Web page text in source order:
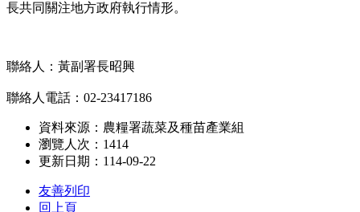
長共同關注地方政府執行情形。
聯絡人：黃副署長昭興
聯絡人電話：02-23417186
資料來源：農糧署蔬菜及種苗產業組
瀏覽人次：1414
更新日期：114-09-22
友善列印
回上頁